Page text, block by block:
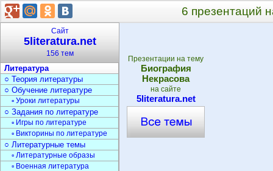
6 презентаций
Презентации на тему
Биография
Некрасова
на сайте
5literatura.net
Сайт
5literatura.net
156 тем
Литература
○ Теория литературы
○ Обучение литературе
▫ Уроки литературы
○ Задания по литературе
▫ Игры по литературе
▫ Викторины по литературе
○ Литературные темы
▫ Литературные образы
▫ Военная литература